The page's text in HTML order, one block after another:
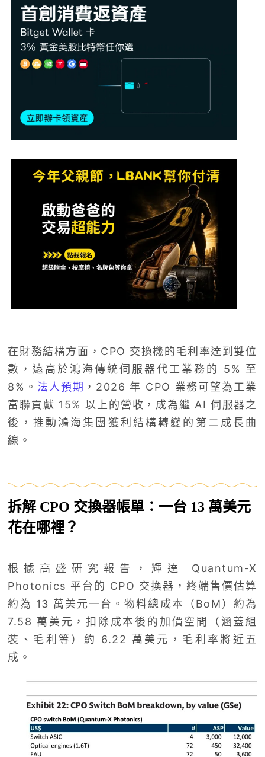
在財務結構方面，CPO 交換機的毛利率達到雙位
數，遠高於鴻海傳統伺服器代工業務的 5% 至
8%。 法人預期 ，2026 年 CPO 業務可望為工業
富聯貢獻 15% 以上的營收，成為繼 AI 伺服器之
後，推動鴻海集團獲利結構轉變的第二成長曲
線。
拆解 CPO 交換器帳單：一台 13 萬美元
花在哪裡？
根據高盛研究報告，輝達 Quantum-X
Photonics 平台的 CPO 交換器，終端售價估算
約為 13 萬美元一台。物料總成本（BoM）約為
7.58 萬美元，扣除成本後的加價空間（涵蓋組
裝、毛利等）約 6.22 萬美元，毛利率將近五
成。